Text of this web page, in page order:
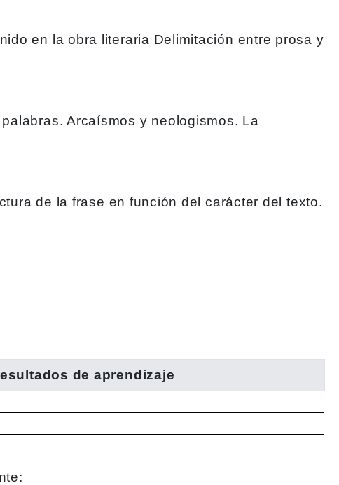
en la obra literaria Delimitación entre prosa y
Arcaísmos y neologismos. La
de la frase en función del carácter del texto.
de aprendizaje